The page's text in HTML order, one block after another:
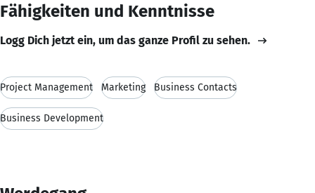
Fähigkeiten und Kenntnisse
Logg Dich jetzt ein, um das ganze Profil zu sehen.
Project Management Marketing Business Contacts
Business Development